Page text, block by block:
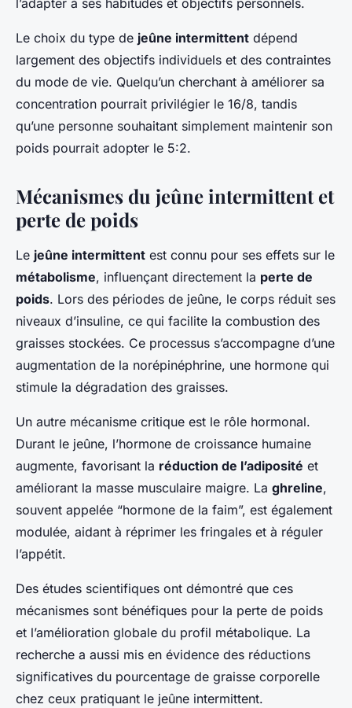
l’adapter à ses habitudes et objectifs personnels.
Le choix du type de jeûne intermittent dépend
largement des objectifs individuels et des contraintes
du mode de vie. Quelqu’un cherchant à améliorer sa
concentration pourrait privilégier le 16/8, tandis
qu’une personne souhaitant simplement maintenir son
poids pourrait adopter le 5:2.
Mécanismes du jeûne intermittent et
perte de poids
Le jeûne intermittent est connu pour ses effets sur le
métabolisme, influençant directement la perte de
poids. Lors des périodes de jeûne, le corps réduit ses
niveaux d’insuline, ce qui facilite la combustion des
graisses stockées. Ce processus s’accompagne d’une
augmentation de la norépinéphrine, une hormone qui
stimule la dégradation des graisses.
Un autre mécanisme critique est le rôle hormonal.
Durant le jeûne, l’hormone de croissance humaine
augmente, favorisant la réduction de l’adiposité et
améliorant la masse musculaire maigre. La ghreline,
souvent appelée “hormone de la faim”, est également
modulée, aidant à réprimer les fringales et à réguler
l’appétit.
Des études scientifiques ont démontré que ces
mécanismes sont bénéfiques pour la perte de poids
et l’amélioration globale du profil métabolique. La
recherche a aussi mis en évidence des réductions
significatives du pourcentage de graisse corporelle
chez ceux pratiquant le jeûne intermittent.